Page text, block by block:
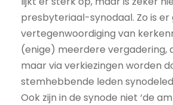
presbyteriaal-synodaal. Zo is er
vertegenwoordiging van
(enige) meerdere vergadering,
maar via verkiezingen worden
stemhebbende leden
Ook zijn in de synode niet ‘de